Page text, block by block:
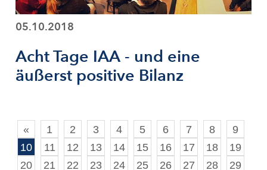
05.10.2018
Acht Tage IAA - und eine
äußerst positive Bilanz
« 1 2 3 4 5 6 7 8
9
10
11 12 13 14 15 16 17 18
19
20
21 22 23 24 25 26 27 28
29